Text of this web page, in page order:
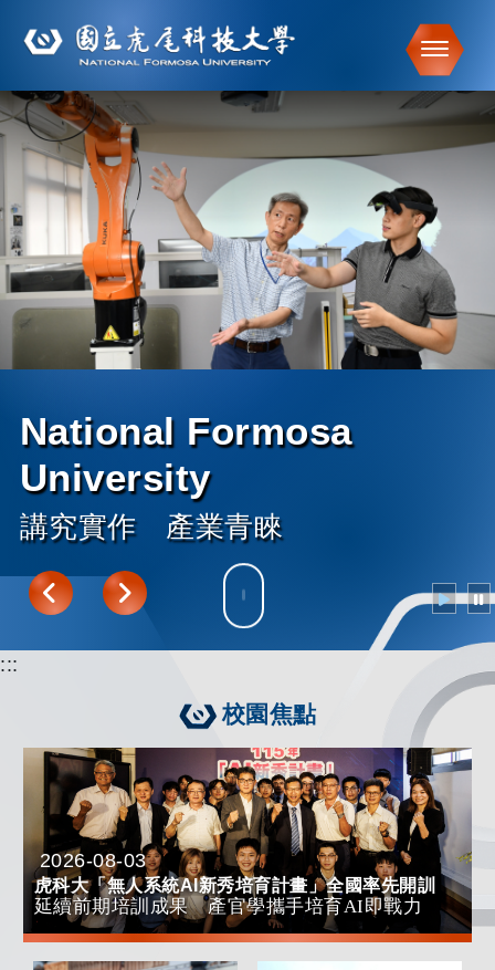
跳到主要內容
National Formosa
University
講究實作 產業青睞
往下導覽
:::
校園焦點
日期：
2026-08-03
虎科大「無人系統AI新秀培育計畫」全國率先開訓
延續前期培訓成果 產官學攜手培育AI即戰力